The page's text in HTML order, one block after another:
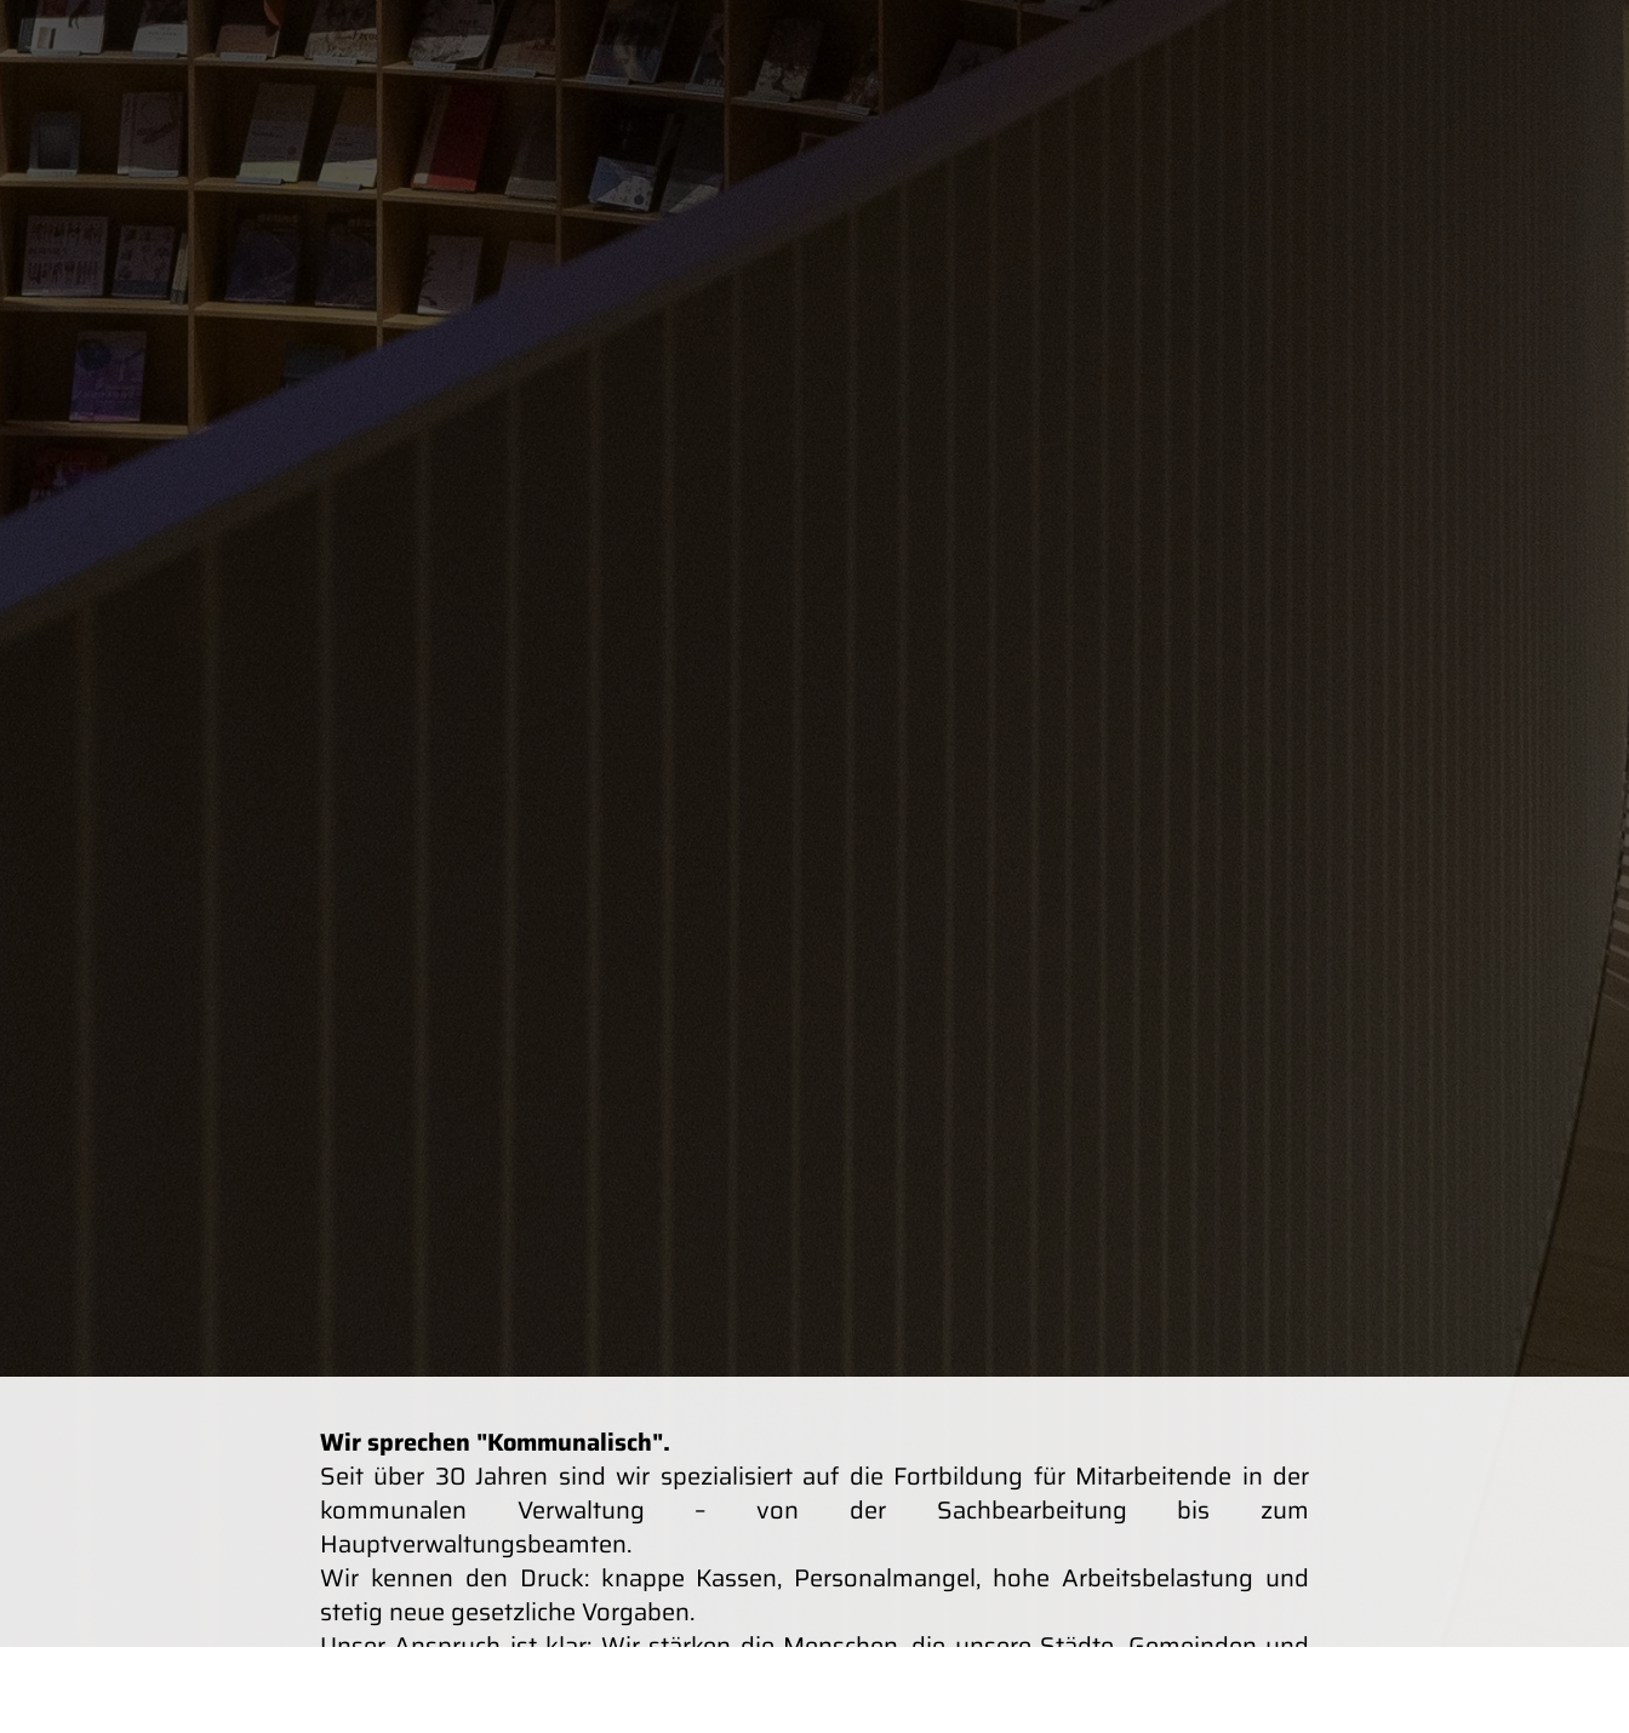
Wir sprechen "Kommunalisch".
Seit über 30 Jahren sind wir spezialisiert auf die Fortbildung für Mitarbeitende in der
kommunalen Verwaltung – von der Sachbearbeitung bis zum
Hauptverwaltungsbeamten.
Wir kennen den Druck: knappe Kassen, Personalmangel, hohe Arbeitsbelastung und
stetig neue gesetzliche Vorgaben.
Unser Anspruch ist klar: Wir stärken die Menschen, die unsere Städte, Gemeinden und